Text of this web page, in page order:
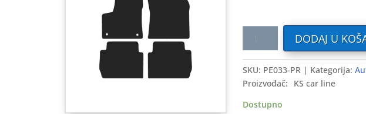
tepisi
PEUGEOT
5008
2017-
DODAJ U
SKU: PE033-PR Kategorija:
Proizvođač:
KS car line
Dostupno